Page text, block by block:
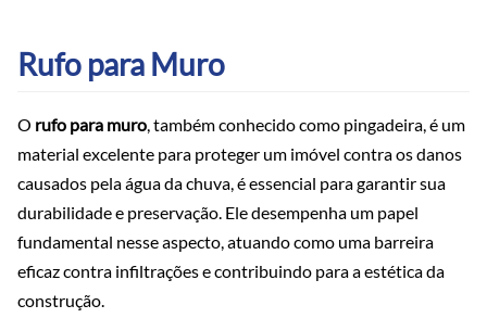
Rufo para Muro
O rufo para muro, também conhecido como pingadeira, é um
material excelente para proteger um imóvel contra os danos
causados pela água da chuva, é essencial para garantir sua
durabilidade e preservação. Ele desempenha um papel
fundamental nesse aspecto, atuando como uma barreira
eficaz contra infiltrações e contribuindo para a estética da
construção.